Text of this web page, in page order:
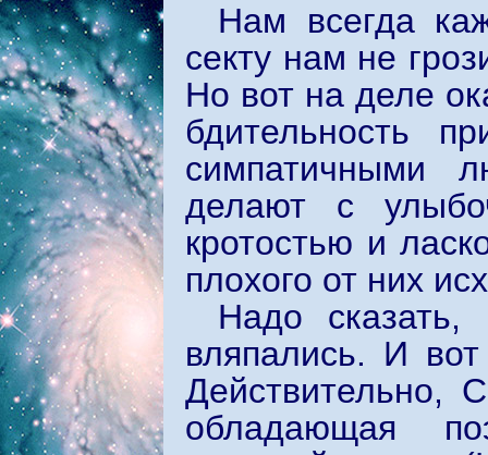
Нам всегда
секту нам не
Но вот на деле
бдительность
симпатичными
делают с
кротостью и
плохого от них
Надо
вляпались. И
Действительно,
обладающая